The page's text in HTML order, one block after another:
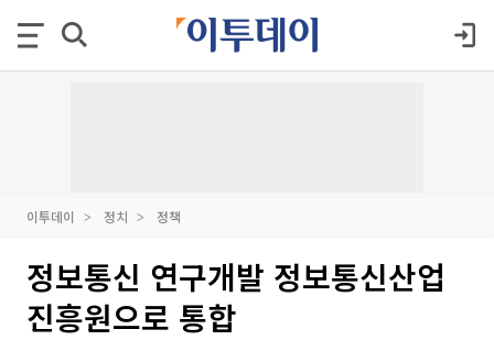
이투데이 정치 정책
정보통신 연구개발 정보통신산업
진흥원으로 통합